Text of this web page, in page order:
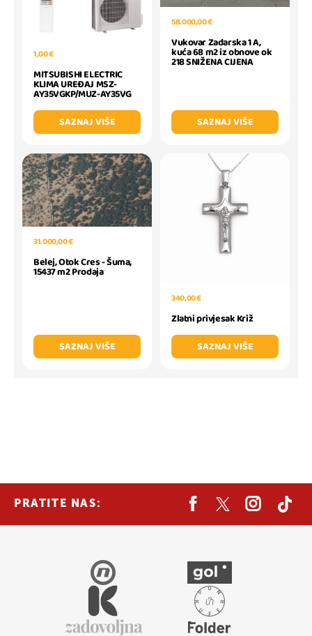
1,00 €
MITSUBISHI ELECTRIC
KLIMA UREĐAJ MSZ-
AY35VGKP/MUZ-AY35VG
SAZNAJ VIŠE
58.000,00 €
Vukovar Zadarska 1 A,
kuća 68 m2 iz obnove ok
218 SNIŽENA CIJENA
SAZNAJ VIŠE
31.000,00 €
Belej, Otok Cres - Šuma,
15437 m2 Prodaja
SAZNAJ VIŠE
340,00 €
Zlatni privjesak Križ
SAZNAJ VIŠE
PRATITE NAS: